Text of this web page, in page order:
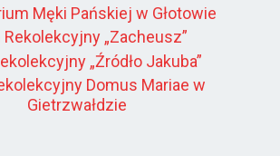
Męki Pańskiej w Głotowie
Rekolekcyjny „Zacheusz”
„Źródło Jakuba”
Domus Mariae w
Gietrzwałdzie